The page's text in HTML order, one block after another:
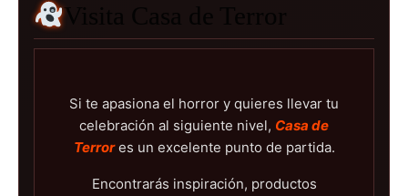
Visita Casa de Terror
Si te apasiona el horror y quieres llevar tu
celebración al siguiente nivel, Casa de
Terrores un excelente punto de partida.
Encontrarás inspiración, productos